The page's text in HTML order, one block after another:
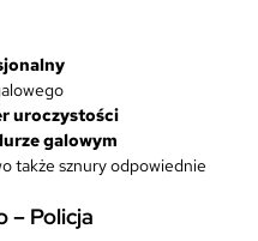
uroczystości
galowym
także sznury odpowiednie
– Policja